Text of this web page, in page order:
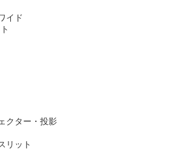
イド
クター・投影
リット